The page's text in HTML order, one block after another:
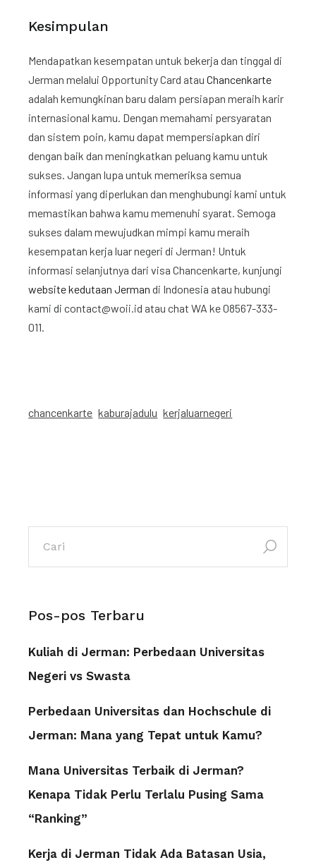
Kesimpulan
Mendapatkan kesempatan untuk bekerja dan tinggal di
Jerman melalui Opportunity Card atauChancenkarte
adalah kemungkinan baru dalam persiapan meraih karir
internasional kamu. Dengan memahami persyaratan
dan sistem poin, kamu dapat mempersiapkan diri
dengan baik dan meningkatkan peluang kamu untuk
sukses. Jangan lupa untuk memeriksa semua
informasi yang diperlukan dan menghubungi kami untuk
memastikan bahwa kamu memenuhi syarat. Semoga
sukses dalam mewujudkan mimpi kamu meraih
kesempatan kerja luar negeri di Jerman! Untuk
informasi selanjutnya dari visa Chancenkarte, kunjungi
website kedutaan Jerman di Indonesia atau hubungi
kami di contact@woii.id atau chat WA ke 08567-333-
011.
chancenkarte kaburajadulu kerjaluarnegeri
Pos-pos Terbaru
Kuliah di Jerman: Perbedaan Universitas
Negeri vs Swasta
Perbedaan Universitas dan Hochschule di
Jerman: Mana yang Tepat untuk Kamu?
Mana Universitas Terbaik di Jerman?
Kenapa Tidak Perlu Terlalu Pusing Sama
“Ranking”
Kerja di Jerman Tidak Ada Batasan Usia,